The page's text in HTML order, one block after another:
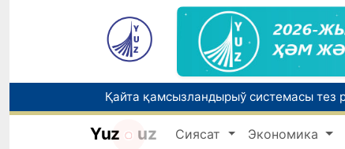
Өзбекстанда Турақлы раўажланыў
Yuz uz Сиясат Экономика